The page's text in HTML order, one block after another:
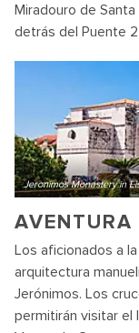
Miradouro de
detrás del Puente
Jeronimos Monastery in
Los aficionados a
arquitectura
Jerónimos. Los
permitirán visitar el